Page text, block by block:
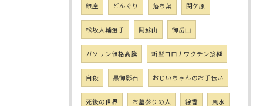
銀座 どんぐり 落ち葉 関ケ原
松坂大輔選手 阿蘇山 御岳山
ガソリン価格高騰 新型コロナワクチン接種
自殺 黒御影石 おじいちゃんのお手伝い
死後の世界 お墓参りの人 線香 風水